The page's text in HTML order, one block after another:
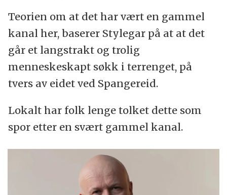
Teorien om at det har vært en gammel
kanal her, baserer Stylegar på at at det
går et langstrakt og trolig
menneskeskapt søkk i terrenget, på
tvers av eidet ved Spangereid.
Lokalt har folk lenge tolket dette som
spor etter en svært gammel kanal.